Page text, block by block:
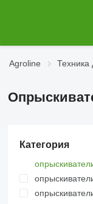
Agroline
Категория